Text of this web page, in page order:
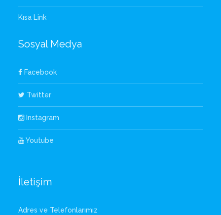
Kısa Link
Sosyal Medya
Facebook
Twitter
Instagram
Youtube
İletişim
Adres ve Telefonlarımız